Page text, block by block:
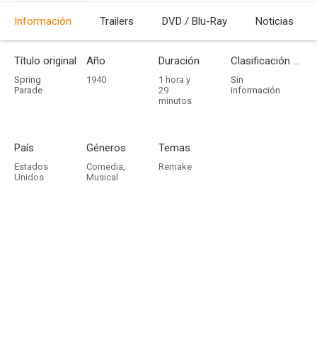
Estrenada
Información Trailers DVD / Blu-Ray Noticias
Título original
Spring
Parade
Año
1940
Duración
1 hora y
29
minutos
Clasificación por edades
Sin
información
País
Estados
Unidos
Géneros
Comedia,
Musical
Temas
Remake